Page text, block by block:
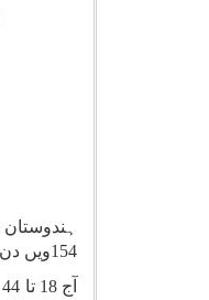
154ویں دن کووڈ سے بچاؤ کے لئے لگائے جانے والے ٹیکوں کی
آج 18 تا 44 سال کی عمر کے درمیان کے